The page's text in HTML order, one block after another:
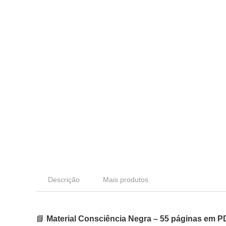
Descrição Mais produtos
📘 Material Consciência Negra – 55 páginas em